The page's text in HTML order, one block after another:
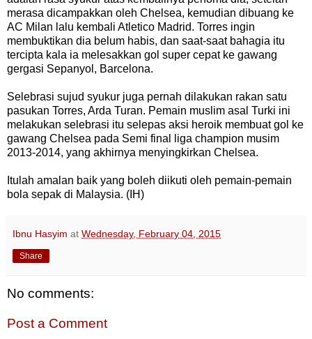
merasa dicampakkan oleh Chelsea, kemudian dibuang ke
AC Milan lalu kembali Atletico Madrid. Torres ingin
membuktikan dia belum habis, dan saat-saat bahagia itu
tercipta kala ia melesakkan gol super cepat ke gawang
gergasi Sepanyol , Barcelona.
Selebrasi sujud syukur juga pernah dilakukan rakan satu
pasukan Torres, Arda Turan. Pemain muslim asal Turki ini
melakukan selebrasi itu selepas aksi heroik membuat gol ke
gawang Chelsea pada Semi final liga champion musim
2013-2014, yang akhirnya menyingkirkan Chelsea.
Itulah amalan baik yang boleh diikuti oleh pemain-pemain
bola sepak di Malaysia. ( IH)
Ibnu Hasyim at Wednesday, February 04, 2015
Share
No comments:
Post a Comment